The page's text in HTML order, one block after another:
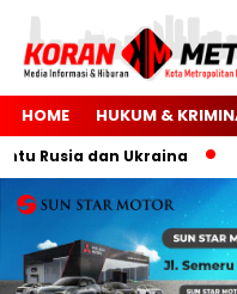
HOME HUKUM &
Rusia dan Ukraina